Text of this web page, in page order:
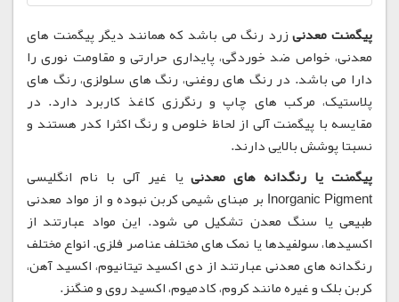
پیگمنت معدنیزرد رنگ می باشد که همانند دیگر پیگمنت های
معدنی، خواص ضد خوردگی، پایداری حرارتی و مقاومت نوری را
دارا می باشد. در رنگ های روغنی، رنگ های سلولزی، رنگ های
پلاستیک، مرکب های چاپ و رنگرزی کاغذ کاربرد دارد. در
مقایسه با پیگمنت آلی از لحاظ خلوص و رنگ اکثرا کدر هستند و
نسبتا پوشش بالایی دارند.
پیگمنت یا رنگدانه های معدنییا غیر آلی با نام انگلیسی
Inorganic Pigment بر مبنای شیمی کربن نبوده و از مواد معدنی
طبیعی یا سنگ معدن تشکیل می شود. این مواد عبارتند از
اکسیدها، سولفیدها یا نمک های مختلف عناصر فلزی. انواع مختلف
رنگدانه های معدنی عبارتند از دی اکسید تیتانیوم، اکسید آهن،
کربن بلک و غیره مانند کروم، کادمیوم، اکسید روی و منگنز.